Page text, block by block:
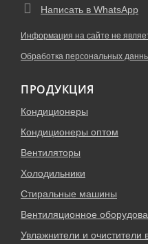
Написать в WhatsApp
Информация на сайте не
Обработка персональных
ПРОДУКЦИЯ
Кондиционеры
Кондиционеры оптом
Вентиляторы
Холодильники
Стиральные машины
Вентиляционное
Увлажнители и очистители